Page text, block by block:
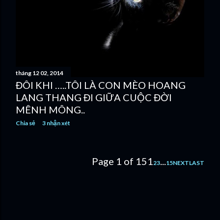
tháng 12 02, 2014
ĐÔI KHI …..TÔI LÀ CON MÈO HOANG
LANG THANG ĐI GIỮA CUỘC ĐỜI
MÊNH MÔNG..
Chia sẻ 3 nhận xét
Page 1 of 15123...15NEXTLAST